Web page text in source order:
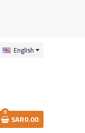
English
0
SAR0.00